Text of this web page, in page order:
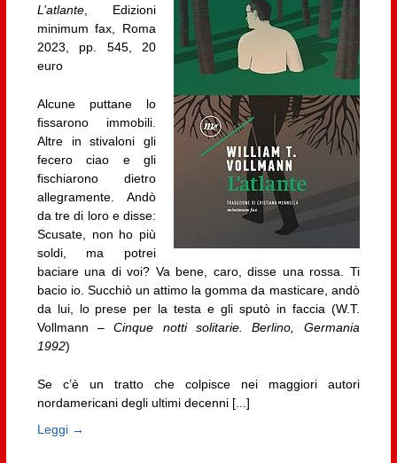
L’atlante, Edizioni
minimum fax, Roma
2023, pp. 545, 20
euro
Alcune puttane lo
fissarono immobili.
Altre in stivaloni gli
fecero ciao e gli
fischiarono dietro
allegramente. Andò
da tre di loro e disse:
Scusate, non ho più
soldi, ma potrei
baciare una di voi? Va bene, caro, disse una rossa. Ti
bacio io. Succhiò un attimo la gomma da masticare, andò
da lui, lo prese per la testa e gli sputò in faccia (W.T.
Vollmann –Cinque notti solitarie. Berlino, Germania
1992)
Se c’è un tratto che colpisce nei maggiori autori
nordamericani degli ultimi decenni [...]
Leggi →